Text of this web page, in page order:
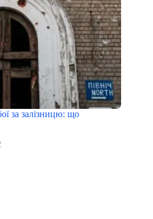
за залізницю: що